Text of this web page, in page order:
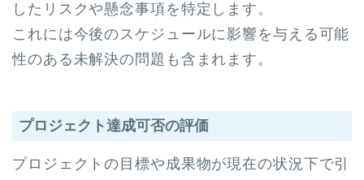
したリスクや懸念事項を特定します。
これには今後のスケジュールに影響を与える可能
性のある未解決の問題も含まれます。
プロジェクト達成可否の評価
プロジェクトの目標や成果物が現在の状況下で引